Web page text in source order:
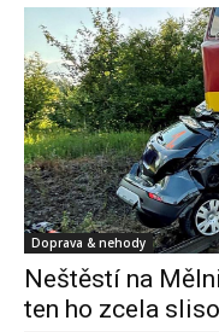
Doprava & nehody
Neštěstí na
ten ho zcela